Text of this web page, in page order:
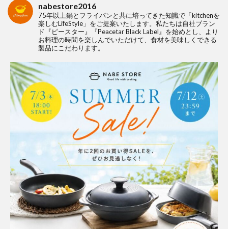
nabestore2016
75年以上鍋とフライパンと共に培ってきた知識で「kitchenを
楽しむLifeStyle」をご提案いたします。私たちは自社ブラン
ド『ピースター』『Peacetar Black Label』を始めとし、より
お料理の時間を楽しんでいただけて、食材を美味しくできる
製品にこだわります。